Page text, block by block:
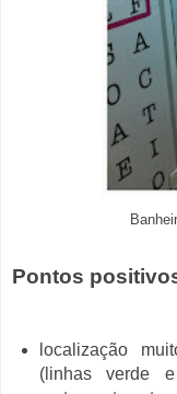
Pontos
localização
(linhas verde